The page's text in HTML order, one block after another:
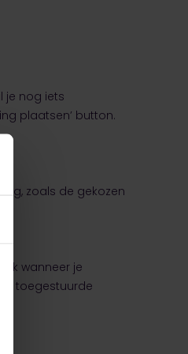
je nog iets
plaatsen’ button.
zoals de gekozen
wanneer je
toegestuurde